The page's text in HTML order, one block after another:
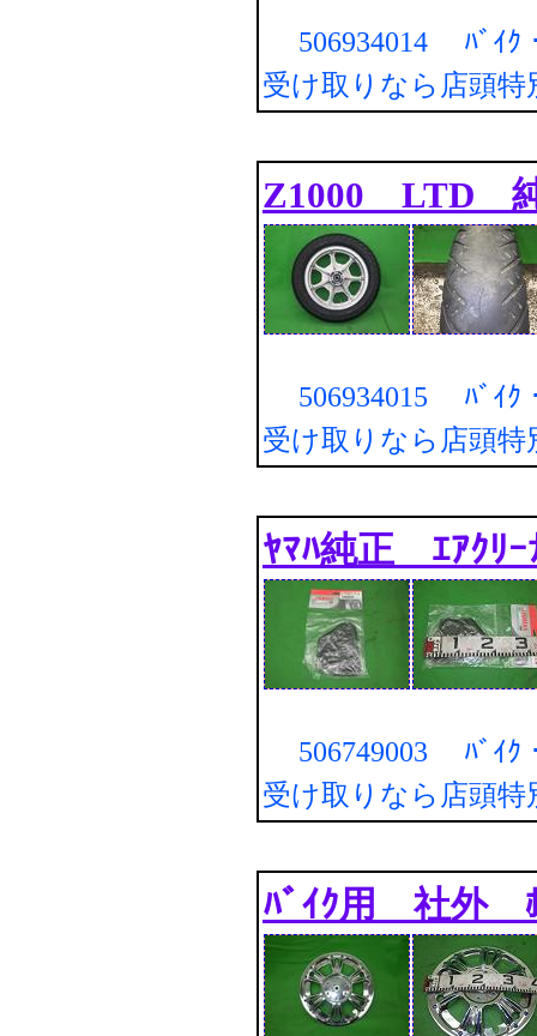
506934014 ﾊﾞｲｸ
受け取りなら店頭特
Z1000 LTD 純
506934015 ﾊﾞｲｸ
受け取りなら店頭特
ﾔﾏﾊ純正 ｴｱｸﾘｰ
506749003 ﾊﾞｲｸ
受け取りなら店頭特
ﾊﾞｲｸ用 社外 ﾎ